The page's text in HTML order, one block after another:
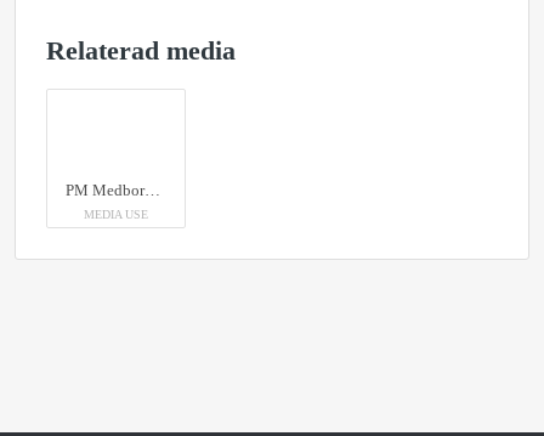
Relaterad media
PM Medborgardialog sammanställning gällande FÖP Nossebro tätort.
MEDIA USE